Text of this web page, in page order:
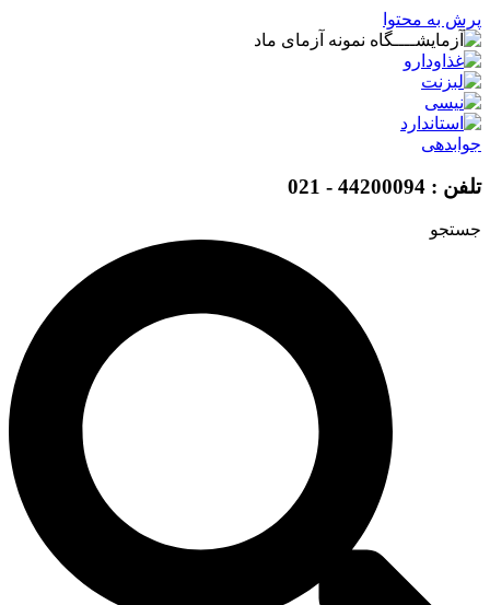
پرش به محتوا
جوابدهی
تلفن : 44200094 - 021
جستجو